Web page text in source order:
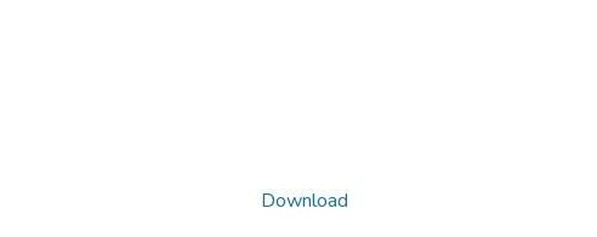
Download